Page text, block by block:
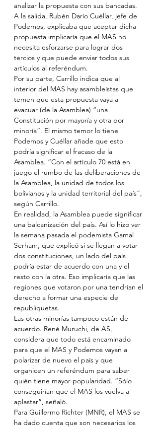
analizar la propuesta con sus bancadas.
A la salida, Rubén Darío Cuéllar, jefe de
Podemos, explicaba que aceptar dicha
propuesta implicaría que el MAS no
necesita esforzarse para lograr dos
tercios y que puede enviar todos sus
artículos al referéndum.
Por su parte, Carrillo indica que al
interior del MAS hay asambleístas que
temen que esta propuesta vaya a
evacuar (de la Asamblea) “una
Constitución por mayoría y otra por
minoría”. El mismo temor lo tiene
Podemos y Cuéllar añade que esto
podría significar el fracaso de la
Asamblea. “Con el artículo 70 está en
juego el rumbo de las deliberaciones de
la Asamblea, la unidad de todos los
bolivianos y la unidad territorial del país”,
según Carrillo.
En realidad, la Asamblea puede significar
una balcanización del país. Así lo hizo ver
la semana pasada el podemista Gamal
Serham, que explicó si se llegan a votar
dos constituciones, un lado del país
podría estar de acuerdo con una y el
resto con la otra. Eso implicaría que las
regiones que votaron por una tendrían el
derecho a formar una especie de
republiquetas.
Las otras minorías tampoco están de
acuerdo. René Muruchi, de AS,
considera que todo está encaminado
para que el MAS y Podemos vayan a
polarizar de nuevo el país y que
organicen un referéndum para saber
quién tiene mayor popularidad. “Sólo
conseguirían que el MAS los vuelva a
aplastar”, señaló.
Para Guillermo Richter (MNR), el MAS se
ha dado cuenta que son necesarios los